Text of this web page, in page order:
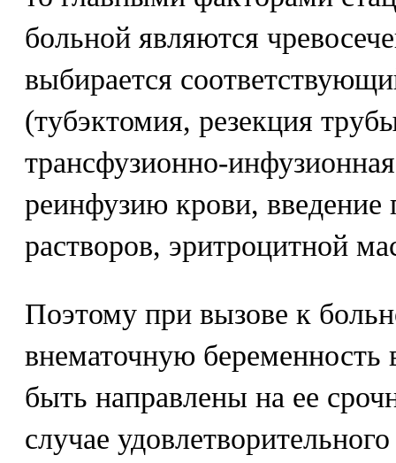
больной являются
выбирается
(тубэктомия, резекция
трансфузионно-
реинфузию крови,
растворов, эритроцитной
Поэтому при вызове к
внематочную беременность
быть направлены на ее
случае